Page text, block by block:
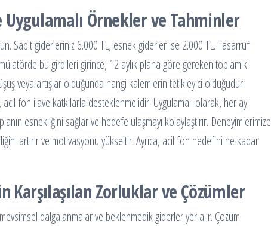
Örnekler ve Tahminler
Sabit giderleriniz 6.000 TL, esnek giderler ise 2.000 TL. Tasarruf
bu girdileri girince, 12 aylık plana göre gereken toplamik
veya artışlar olduğunda hangi kalemlerin tetikleyici olduğudur.
fon ilave katkılarla desteklenmelidir. Uygulamalı olarak, her ay
esnekliğini sağlar ve hedefe ulaşmayı kolaylaştırır. Deneyimlerimize
artırır ve motivasyonu yükseltir. Ayrıca, acil fon hedefini ne kadar
Karşılaşılan Zorluklar ve Çözümler
dalgalanmalar ve beklenmedik giderler yer alır. Çözüm